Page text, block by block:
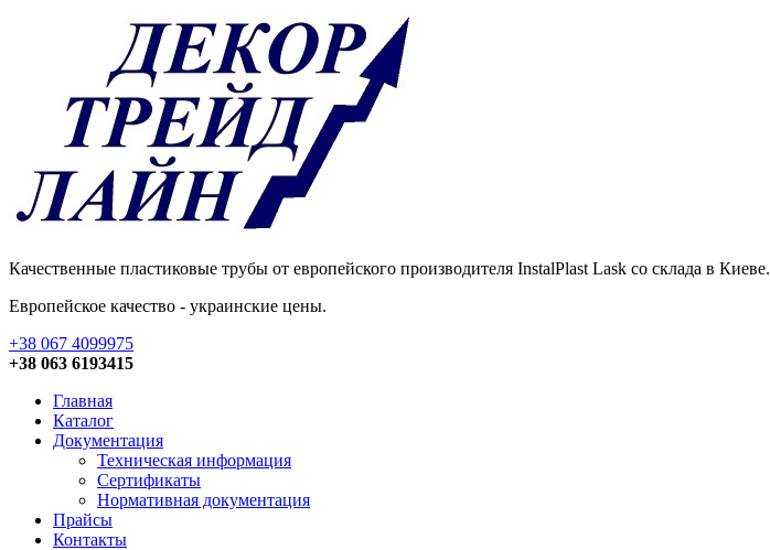
Качественные пластиковые трубы от европейского производителя InstalPlast Lask со склада в Киеве.
Европейское качество - украинские цены.
+38 067 4099975
+38 063 6193415
Главная
Каталог
Документация
Техническая информация
Сертификаты
Нормативная документация
Прайсы
Контакты